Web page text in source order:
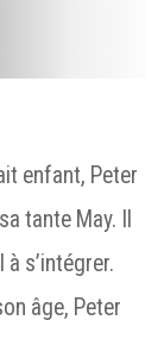
enfant, Peter
tante May. Il
s’intégrer.
âge, Peter